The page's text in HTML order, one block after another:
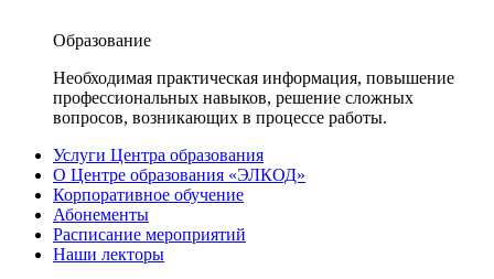
Образование
Необходимая практическая информация, повышение
профессиональных навыков, решение сложных
вопросов, возникающих в процессе работы.
Услуги Центра образования
О Центре образования «ЭЛКОД»
Корпоративное обучение
Абонементы
Расписание мероприятий
Наши лекторы